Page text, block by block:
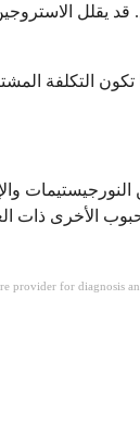
الأخرى ذات
for diagnosis